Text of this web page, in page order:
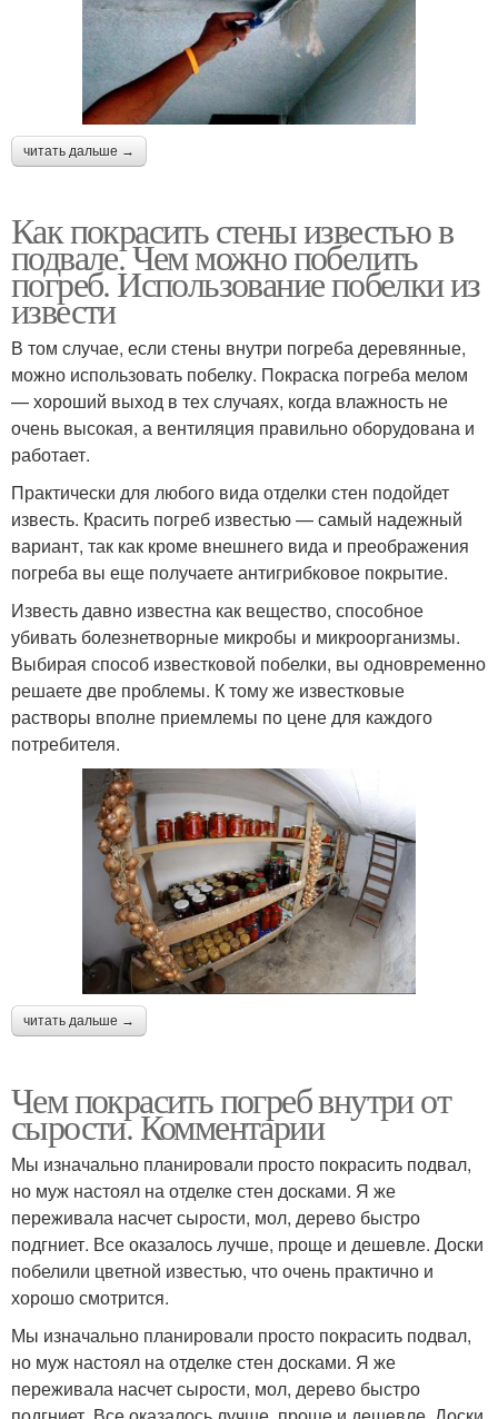
читать дальше →
Как покрасить стены известью в
подвале. Чем можно побелить
погреб. Использование побелки из
извести
В том случае, если стены внутри погреба деревянные,
можно использовать побелку. Покраска погреба мелом
— хороший выход в тех случаях, когда влажность не
очень высокая, а вентиляция правильно оборудована и
работает.
Практически для любого вида отделки стен подойдет
известь. Красить погреб известью — самый надежный
вариант, так как кроме внешнего вида и преображения
погреба вы еще получаете антигрибковое покрытие.
Известь давно известна как вещество, способное
убивать болезнетворные микробы и микроорганизмы.
Выбирая способ известковой побелки, вы одновременно
решаете две проблемы. К тому же известковые
растворы вполне приемлемы по цене для каждого
потребителя.
читать дальше →
Чем покрасить погреб внутри от
сырости. Комментарии
Мы изначально планировали просто покрасить подвал,
но муж настоял на отделке стен досками. Я же
переживала насчет сырости, мол, дерево быстро
подгниет. Все оказалось лучше, проще и дешевле. Доски
побелили цветной известью, что очень практично и
хорошо смотрится.
Мы изначально планировали просто покрасить подвал,
но муж настоял на отделке стен досками. Я же
переживала насчет сырости, мол, дерево быстро